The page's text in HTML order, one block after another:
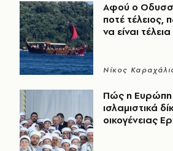
Αφού ο
ποτέ τέλειος,
να είναι
Νίκος
Πώς η Ευρώπη
ισλαμιστικά
οικογένειας